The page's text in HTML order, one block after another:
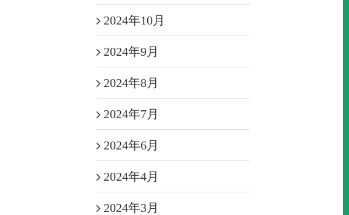
2024年10月
2024年9月
2024年8月
2024年7月
2024年6月
2024年4月
2024年3月